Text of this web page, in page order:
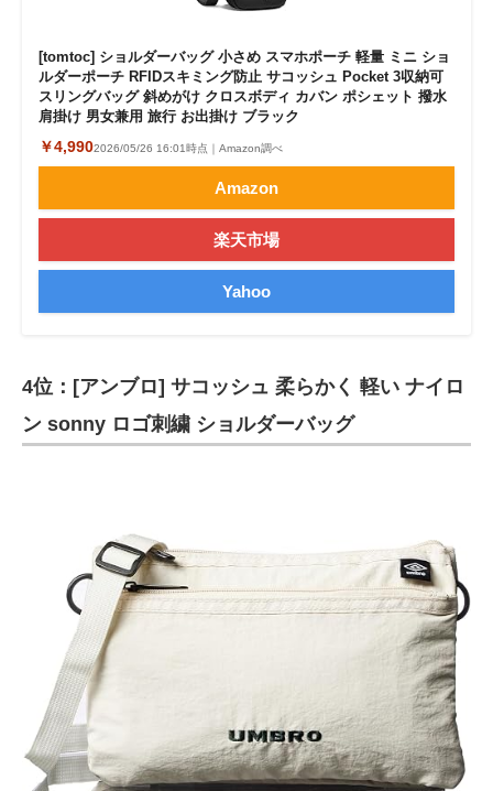
[tomtoc] ショルダーバッグ 小さめ スマホポーチ 軽量 ミニ ショ
ルダーポーチ RFIDスキミング防止 サコッシュ Pocket 3収納可
スリングバッグ 斜めがけ クロスボディ カバン ポシェット 撥水
肩掛け 男女兼用 旅行 お出掛け ブラック
￥4,9902026/05/26 16:01時点｜Amazon調べ
Amazon
楽天市場
Yahoo
4位：[アンブロ] サコッシュ 柔らかく 軽い ナイロ
ン sonny ロゴ刺繍 ショルダーバッグ